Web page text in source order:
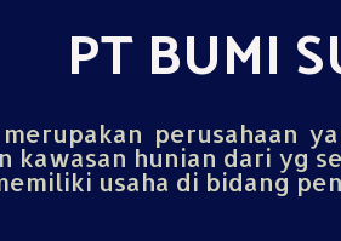
PT BUMI
merupakan perusahaan
kawasan hunian dari yg
memiliki usaha di bidang